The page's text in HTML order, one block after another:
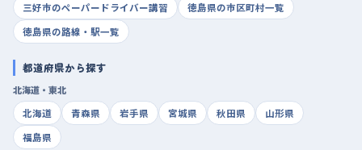
三好市のペーパードライバー講習
徳島県の市区町村一覧
徳島県の路線・駅一覧
都道府県から探す
北海道・東北
北海道
青森県 岩手県 宮城県 秋田県
山形県
福島県